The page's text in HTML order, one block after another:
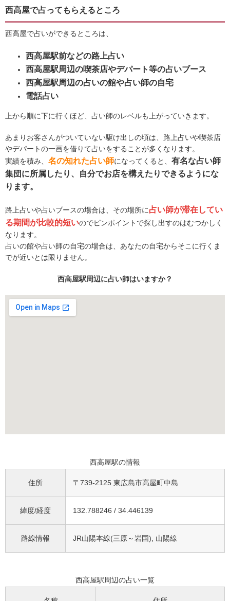
西高屋で占ってもらえるところ
西高屋で占いができるところは、
西高屋駅前などの路上占い
西高屋駅周辺の喫茶店やデパート等の占いブース
西高屋駅周辺の占いの館や占い師の自宅
電話占い
上から順に下に行くほど、占い師のレベルも上がっていきます。
あまりお客さんがついていない駆け出しの頃は、路上占いや喫茶店
やデパートの一画を借りて占いをすることが多くなります。
実績を積み、 名の知れた占い師になってくると、 有名な占い師
集団に所属したり、自分でお店を構えたりできるようにな
ります。
路上占いや占いブースの場合は、その場所に占い師が滞在してい
る期間が比較的短いのでピンポイントで探し出すのはむつかしく
なります。
占いの館や占い師の自宅の場合は、あなたの自宅からそこに行くま
でが近いとは限りません。
西高屋駅周辺に占い師はいますか？
西高屋駅の情報
住所 〒739-2125 東広島市高屋町中島
緯度/経度 132.788246 / 34.446139
路線情報 JR山陽本線(三原～岩国), 山陽線
西高屋駅周辺の占い一覧